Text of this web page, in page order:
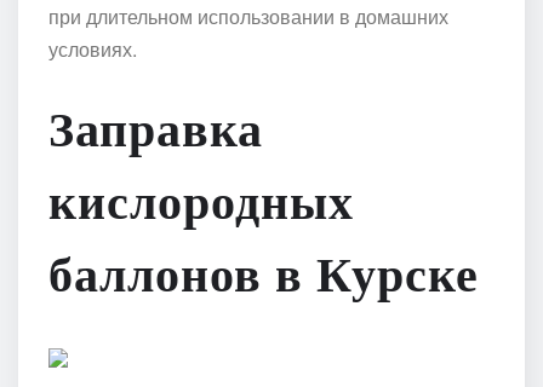
при длительном использовании в домашних
условиях.
Заправка
кислородных
баллонов в Курске